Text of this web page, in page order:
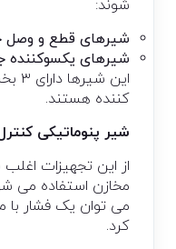
شوند:
شیرهای قطع و وصل
شیرهای یکسوکننده
کننده هستند.
شیر پنوماتیکی
از این تجهیزات اغلب
مخازن استفاده می
می توان یک فشار با
کرد.